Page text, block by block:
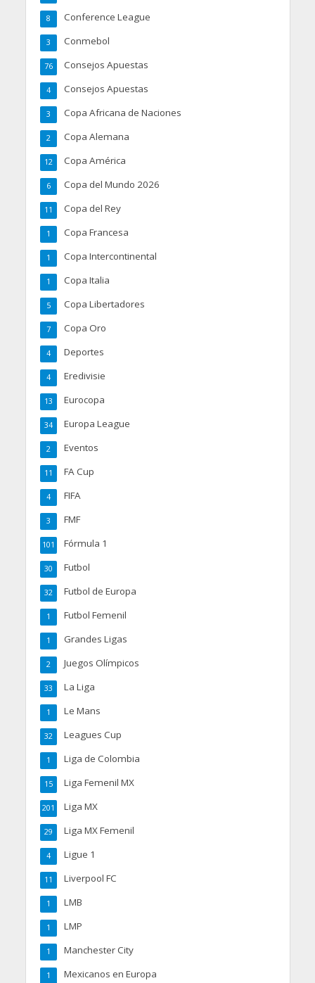
Conference League
8
Conmebol
3
Consejos Apuestas
76
Consejos Apuestas
4
Copa Africana de Naciones
3
Copa Alemana
2
Copa América
12
Copa del Mundo 2026
6
Copa del Rey
11
Copa Francesa
1
Copa Intercontinental
1
Copa Italia
1
Copa Libertadores
5
Copa Oro
7
Deportes
4
Eredivisie
4
Eurocopa
13
Europa League
34
Eventos
2
FA Cup
11
FIFA
4
FMF
3
Fórmula 1
101
Futbol
30
Futbol de Europa
32
Futbol Femenil
1
Grandes Ligas
1
Juegos Olímpicos
2
La Liga
33
Le Mans
1
Leagues Cup
32
Liga de Colombia
1
Liga Femenil MX
15
Liga MX
201
Liga MX Femenil
29
Ligue 1
4
Liverpool FC
11
LMB
1
LMP
1
Manchester City
1
Mexicanos en Europa
1